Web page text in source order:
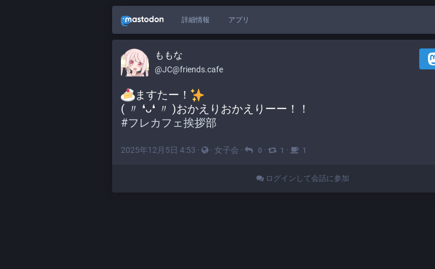
詳細情報 アプリ
ももな
@JC@friends.cafe
ますたー！
( 〃 ❛ᴗ❛ 〃 )おかえりおかえりーー！！
#フレカフェ挨拶部
2025年12月5日 4:53 · · 女子会 · 0 · 1 · 1
ログインして会話に参加